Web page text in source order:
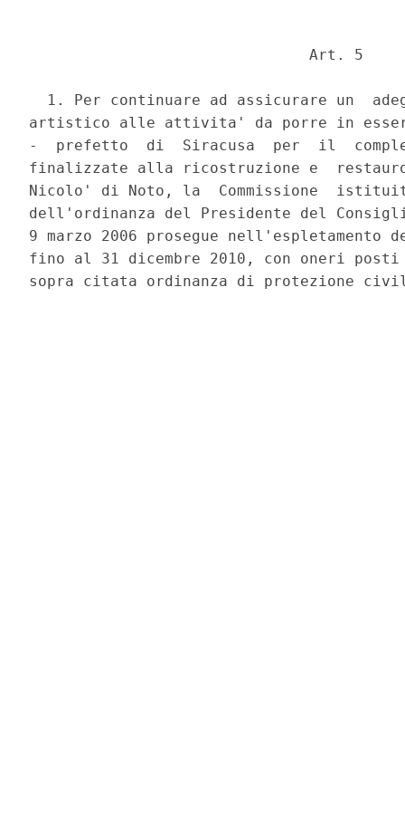
                               Art. 5
1. Per continuare ad assicurare un
artistico alle attivita' da porre in essere
-  prefetto  di  Siracusa  per  il
finalizzate alla ricostruzione e
Nicolo' di Noto, la  Commissione
dell'ordinanza del Presidente del
9 marzo 2006 prosegue
fino al 31 dicembre 2010, con oneri